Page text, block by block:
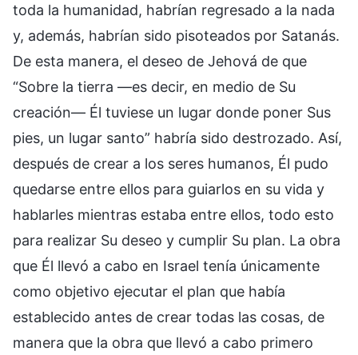
toda la humanidad, habrían regresado a la nada
y, además, habrían sido pisoteados por Satanás.
De esta manera, el deseo de Jehová de que
“Sobre la tierra —es decir, en medio de Su
creación— Él tuviese un lugar donde poner Sus
pies, un lugar santo” habría sido destrozado. Así,
después de crear a los seres humanos, Él pudo
quedarse entre ellos para guiarlos en su vida y
hablarles mientras estaba entre ellos, todo esto
para realizar Su deseo y cumplir Su plan. La obra
que Él llevó a cabo en Israel tenía únicamente
como objetivo ejecutar el plan que había
establecido antes de crear todas las cosas, de
manera que la obra que llevó a cabo primero